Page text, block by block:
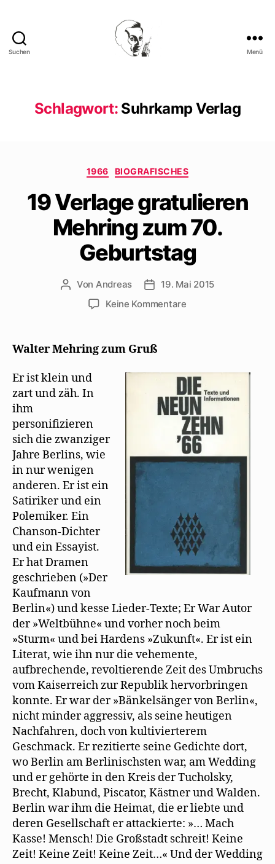
Suchen Menü
Schlagwort: Suhrkamp Verlag
Kategorien
1966 BIOGRAFISCHES
19 Verlage gratulieren
Mehring zum 70.
Geburtstag
Beitragsautor
Von Andreas Beitragsdatum
19. Mai 2015
Keine Kommentarezu
zum
70.
Geburtstag
Walter Mehring zum Gruß
Er ist klein und
zart und zäh. In
ihm
personiﬁzieren
sich die zwanziger
Jahre Berlins, wie
in nur wenigen
anderen. Er ist ein
Satiriker und ein
Polemiker. Ein
Chanson-Dichter
und ein Essayist.
Er hat Dramen
geschrieben (»Der
Kaufmann von
Berlin«) und kesse Lieder-Texte; Er War Autor
der »Weltbühne« und vorher noch beim
»Sturm« und bei Hardens »Zukunft«. Er ist ein
Literat, wie ihn nur die vehemente,
aufbrechende, revoltierende Zeit des Umbruchs
vom Kaiserreich zur Republik hervorbringen
konnte. Er war der »Bänkelsänger von Berlin«,
nicht minder aggressiv, als seine heutigen
Nachfahren, doch von kultivierterem
Geschmack. Er rezitierte seine Gedichte dort,
wo Berlin am Berlinischsten war, am Wedding
und er gehörte in den Kreis der Tucholsky,
Brecht, Klabund, Piscator, Kästner und Walden.
Berlin war ihm die Heimat, die er liebte und
deren Gesellschaft er attackierte: »… Mach
Kasse! Mensch! Die Großstadt schreit! Keine
Zeit! Keine Zeit! Keine Zeit…« Und der Wedding